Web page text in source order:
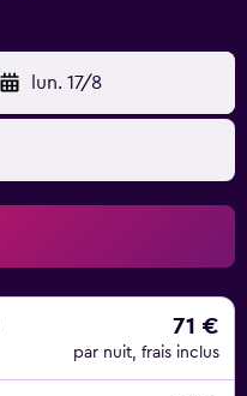
lun. 17/8
71 €
par nuit, frais inclus